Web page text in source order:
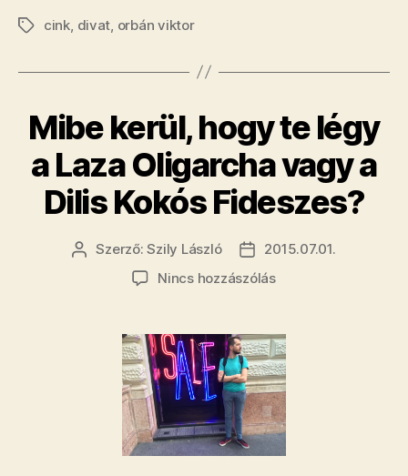
oldalára
pulóver?”
Címkék
cink, divat, orbán viktor
Mibe kerül, hogy te légy
a Laza Oligarcha vagy a
Dilis Kokós Fideszes?
Bejegyzés
szerzője
Szerző:Szily László
Bejegyzés
dátuma
2015.07.01.
Nincs hozzászólása(z)
hogy
te
légy
a
Laza
Oligarcha
vagy